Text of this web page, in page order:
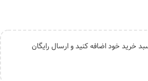
خرید خود اضافه کنید و ارسال رایگان